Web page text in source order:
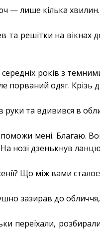
— лише кілька хвилин.
та решітки на
років з
порваний одяг. Крізь
руки та вдивився в
мені. Благаю.
нозі дзенькнув
Що між вами
зазирав до
переїхали,